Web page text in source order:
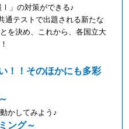
Ⅰ」の対策ができる♪
通テストで出題される新たな
を決め、これから、各国立大
！！そのほかにも多彩
かしてみよう♪
ング～